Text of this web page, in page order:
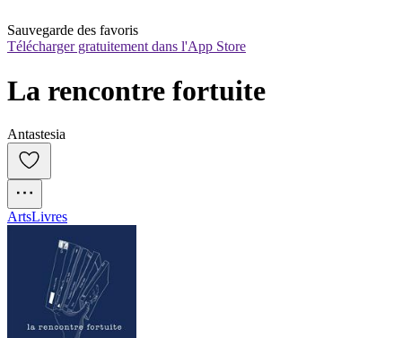
Sauvegarde des favoris
Télécharger gratuitement dans l'App Store
La rencontre fortuite
Antastesia
ArtsLivres